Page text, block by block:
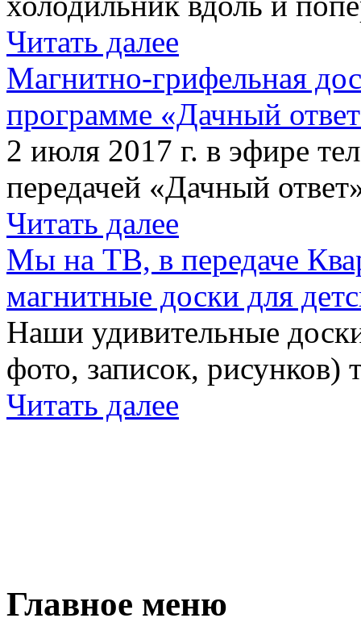
Читать далее
Магнитно-грифельная
программе «Дачный
2 июля 2017 г. в эфире
передачей «Дачный
Читать далее
Мы на ТВ, в передаче
магнитные доски для
Наши удивительные
фото, записок,
Читать далее
Главное меню